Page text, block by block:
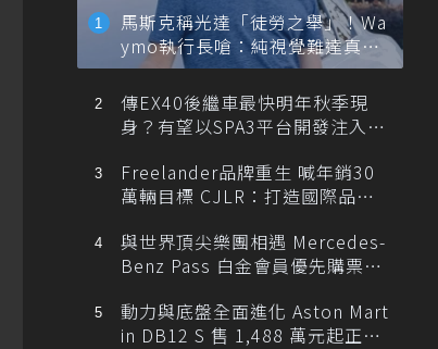
馬斯克稱光達「徒勞之舉」！Wa
ymo執行長嗆：純視覺難達真正
自動駕駛
傳EX40後繼車最快明年秋季現
身？有望以SPA3平台開發注入80
Freelander品牌重生 喊年銷30
萬輛目標 CJLR：打造國際品牌
與世界頂尖樂團相遇 Mercedes-
Benz Pass 白金會員優先購票維
動力與底盤全面進化 Aston Mart
in DB12 S 售 1,488 萬元起正式